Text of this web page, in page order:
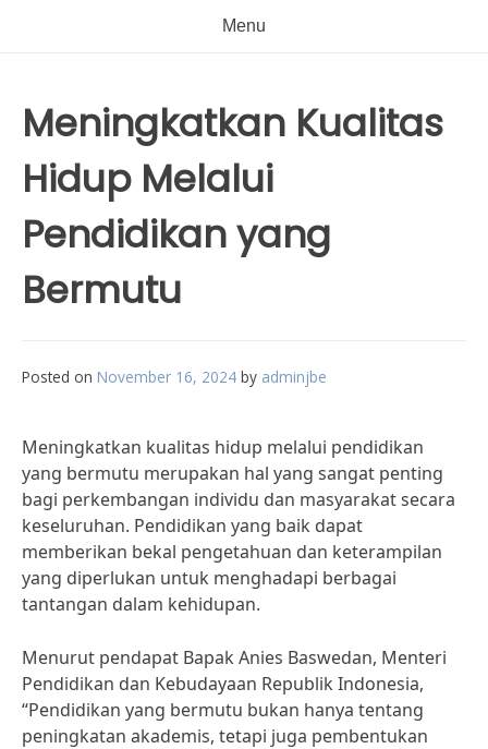
Menu
Meningkatkan Kualitas
Hidup Melalui
Pendidikan yang
Bermutu
Posted on November 16, 2024 by adminjbe
Meningkatkan kualitas hidup melalui pendidikan
yang bermutu merupakan hal yang sangat penting
bagi perkembangan individu dan masyarakat secara
keseluruhan. Pendidikan yang baik dapat
memberikan bekal pengetahuan dan keterampilan
yang diperlukan untuk menghadapi berbagai
tantangan dalam kehidupan.
Menurut pendapat Bapak Anies Baswedan, Menteri
Pendidikan dan Kebudayaan Republik Indonesia,
“Pendidikan yang bermutu bukan hanya tentang
peningkatan akademis, tetapi juga pembentukan